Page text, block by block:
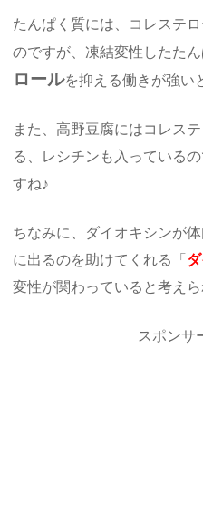
たんぱく質には、コレステ
のですが、凍結変性したたん
ロールを抑える働きが強い
また、高野豆腐にはコレス
る、レシチンも入っている
すね♪
ちなみに、ダイオキシンが
に出るのを助けてくれる「
変性が関わっていると考えら
スポンサ